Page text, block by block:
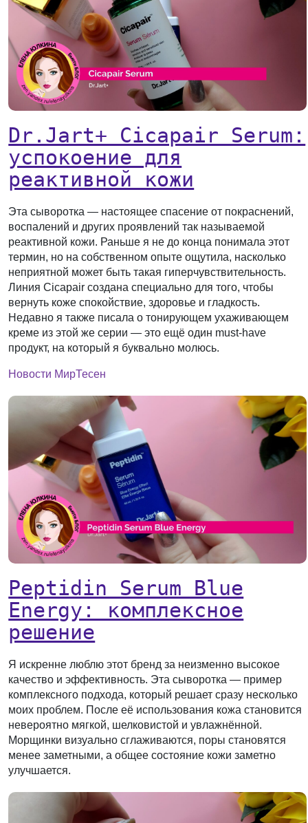
Dr.Jart+ Cicapair Serum:
успокоение для
реактивной кожи
Эта сыворотка — настоящее спасение от покраснений,
воспалений и других проявлений так называемой
реактивной кожи. Раньше я не до конца понимала этот
термин, но на собственном опыте ощутила, насколько
неприятной может быть такая гиперчувствительность.
Линия Cicapair создана специально для того, чтобы
вернуть коже спокойствие, здоровье и гладкость.
Недавно я также писала о тонирующем ухаживающем
креме из этой же серии — это ещё один must-have
продукт, на который я буквально молюсь.
Новости МирТесен
Peptidin Serum Blue
Energy: комплексное
решение
Я искренне люблю этот бренд за неизменно высокое
качество и эффективность. Эта сыворотка — пример
комплексного подхода, который решает сразу несколько
моих проблем. После её использования кожа становится
невероятно мягкой, шелковистой и увлажнённой.
Морщинки визуально сглаживаются, поры становятся
менее заметными, а общее состояние кожи заметно
улучшается.